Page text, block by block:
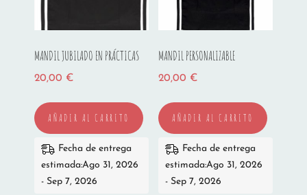
MANDIL JUBILADO EN PRÁCTICAS
20,00 €
AÑADIR AL CARRITO
Fecha de entrega
estimada:Ago 31, 2026
- Sep 7, 2026
MANDIL PERSONALIZABLE
20,00 €
AÑADIR AL CARRITO
Fecha de entrega
estimada:Ago 31, 2026
- Sep 7, 2026